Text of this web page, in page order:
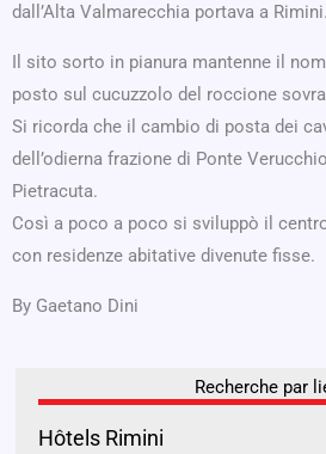
dall’Alta Valmarecchia portava a Rimini.
Il sito sorto in pianura mantenne il
posto sul cucuzzolo del roccione
Si ricorda che il cambio di posta dei
dell’odierna frazione di Ponte
Pietracuta.
Così a poco a poco si sviluppò il
con residenze abitative divenute fisse.
By Gaetano Dini
Recherche par
Hôtels Rimini